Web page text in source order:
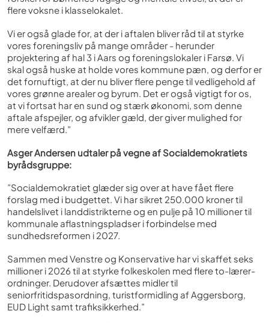
flere voksne i klasselokalet.
Vi er også glade for, at der i aftalen bliver råd til at styrke
vores foreningsliv på mange områder - herunder
projektering af hal 3 i Aars og foreningslokaler i Farsø. Vi
skal også huske at holde vores kommune pæn, og derfor er
det fornuftigt, at der nu bliver flere penge til vedligehold af
vores grønne arealer og byrum. Det er også vigtigt for os,
at vi fortsat har en sund og stærk økonomi, som denne
aftale afspejler, og afvikler gæld, der giver mulighed for
mere velfærd.”
Asger Andersen udtaler på vegne af Socialdemokratiets
byrådsgruppe:
”Socialdemokratiet glæder sig over at have fået flere
forslag med i budgettet. Vi har sikret 250.000 kroner til
handelslivet i landdistrikterne og en pulje på 10 millioner til
kommunale aflastningspladser i forbindelse med
sundhedsreformen i 2027.
Sammen med Venstre og Konservative har vi skaffet seks
millioner i 2026 til at styrke folkeskolen med flere to-lærer-
ordninger. Derudover afsættes midler til
seniorfritidspasordning, turistformidling af Aggersborg,
EUD Light samt trafiksikkerhed.”